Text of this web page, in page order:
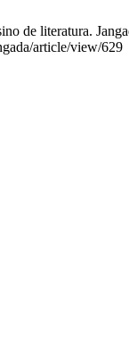
de literatura.
article/view/629